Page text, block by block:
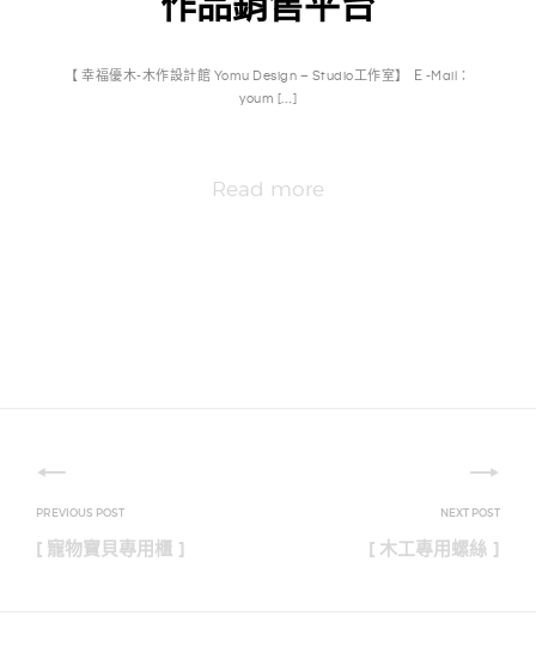
【 幸福優木-木作設計館 Yomu Design – Studio工作室】 Ｅ-Mail：
youm […]
Read more
文
章[ 寵物寶貝專用櫃 ] [ 木工專用螺絲 ]